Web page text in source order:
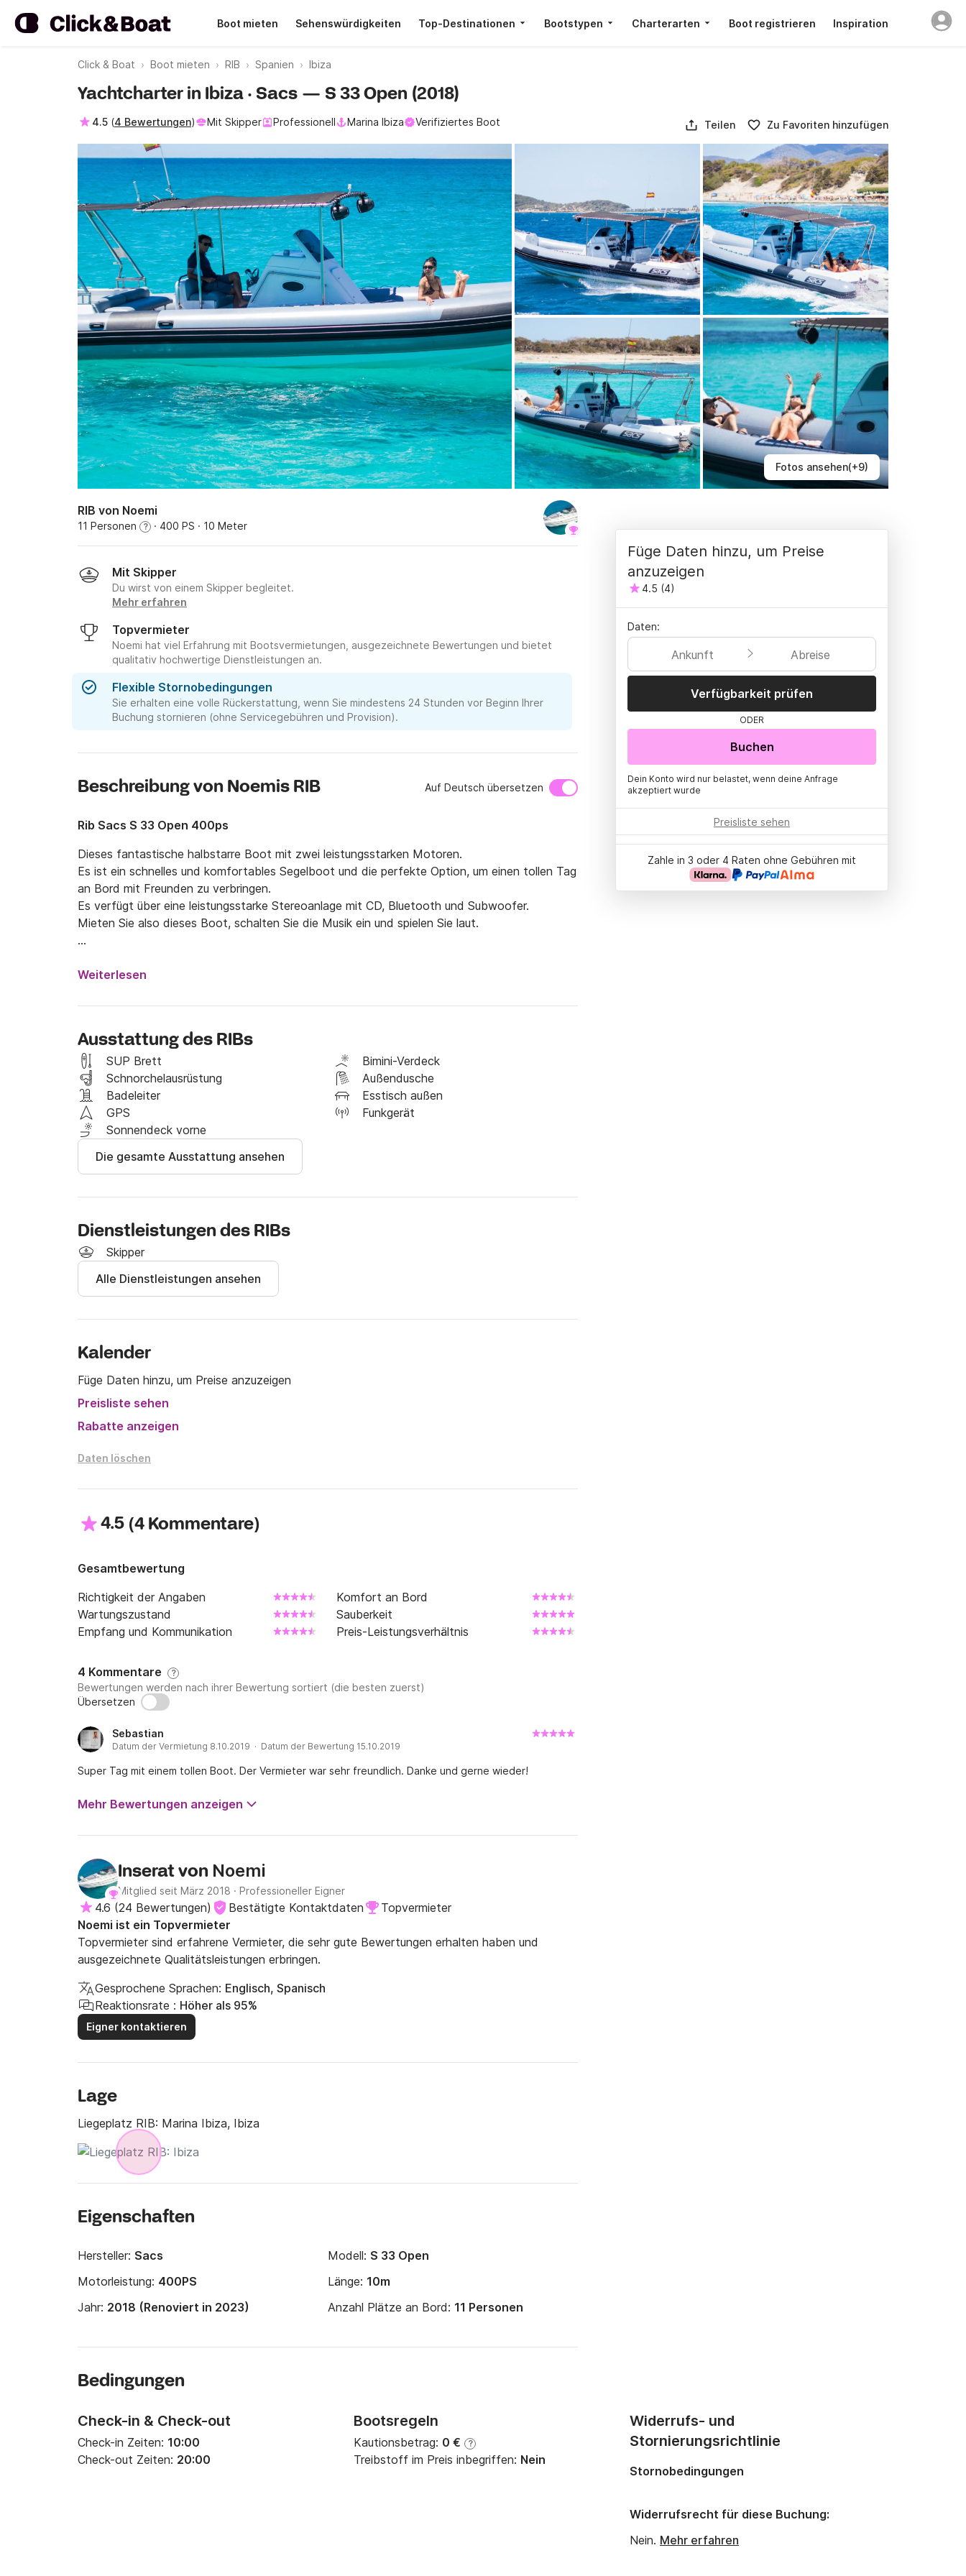
Boot mieten Sehenswürdigkeiten Top-Destinationen Bootstypen Charterarten Boot registrieren Inspiration
Click & Boat Boot mieten RIB Spanien Ibiza
Fotos ansehen(+9)
Yachtcharter in Ibiza · Sacs — S 33 Open (2018)
4.5 (4 Bewertungen) Mit Skipper Professionell Marina Ibiza Verifiziertes Boot Teilen Zu Favoriten hinzufügen
RIB von Noemi
11 Personen ? · 400 PS · 10 Meter
Mit Skipper
Du wirst von einem Skipper begleitet.
Mehr erfahren
Topvermieter
Noemi hat viel Erfahrung mit Bootsvermietungen, ausgezeichnete Bewertungen und bietet
qualitativ hochwertige Dienstleistungen an.
Flexible Stornobedingungen
Sie erhalten eine volle Rückerstattung, wenn Sie mindestens 24 Stunden vor Beginn Ihrer
Buchung stornieren (ohne Servicegebühren und Provision).
Beschreibung von Noemis RIB Auf Deutsch übersetzen
Rib Sacs S 33 Open 400ps
Dieses fantastische halbstarre Boot mit zwei leistungsstarken Motoren.
Es ist ein schnelles und komfortables Segelboot und die perfekte Option, um einen tollen Tag
an Bord mit Freunden zu verbringen.
Es verfügt über eine leistungsstarke Stereoanlage mit CD, Bluetooth und Subwoofer.
Mieten Sie also dieses Boot, schalten Sie die Musik ein und spielen Sie laut.
- MwSt
- Kühlschrank mit kostenlosen Getränken
Alle Preise verstehen sich exklusive:
- Kraftstoff
- Skipper (215 €)
Das Boot liegt im Hafen Marina Ibiza.
Weiterlesen
Ausstattung des RIBs
SUP Brett
Bimini-Verdeck
Schnorchelausrüstung
Außendusche
Badeleiter
Esstisch außen
GPS
Funkgerät
Sonnendeck vorne
Die gesamte Ausstattung ansehen
Dienstleistungen des RIBs
Skipper
Alle Dienstleistungen ansehen
Kalender
Füge Daten hinzu, um Preise anzuzeigen
Preisliste sehen
Rabatte anzeigen
Daten löschen
4.5 (4 Kommentare)
Gesamtbewertung
Richtigkeit der Angaben
Komfort an Bord
Wartungszustand
Sauberkeit
Empfang und Kommunikation
Preis-Leistungsverhältnis
4 Kommentare ?
Bewertungen werden nach ihrer Bewertung sortiert (die besten zuerst)
Übersetzen
Sebastian
Datum der Vermietung 8.10.2019 · Datum der Bewertung 15.10.2019
Super Tag mit einem tollen Boot. Der Vermieter war sehr freundlich. Danke und gerne wieder!
Mehr Bewertungen anzeigen
Inserat von Noemi
Mitglied seit März 2018 · Professioneller Eigner
4.6 (24 Bewertungen) Bestätigte Kontaktdaten
Topvermieter
Noemi ist ein Topvermieter
Topvermieter sind erfahrene Vermieter, die sehr gute Bewertungen erhalten haben und
ausgezeichnete Qualitätsleistungen erbringen.
Gesprochene Sprachen: Englisch, Spanisch
Reaktionsrate : Höher als 95%
Eigner kontaktieren
Lage
Liegeplatz RIB: Marina Ibiza, Ibiza
Eigenschaften
Hersteller: Sacs Modell: S 33 Open
Motorleistung: 400PS Länge: 10m
Jahr: 2018 (Renoviert in 2023) Anzahl Plätze an Bord: 11 Personen
Füge Daten hinzu, um Preise
anzuzeigen
4.5 (4)
Daten:
Ankunft Abreise
Verfügbarkeit prüfen
ODER
Buchen
Dein Konto wird nur belastet, wenn deine Anfrage
akzeptiert wurde
Preisliste sehen
Zahle in 3 oder 4 Raten ohne Gebühren mit
Bedingungen
Check-in & Check-out
Check-in Zeiten: 10:00
Check-out Zeiten: 20:00
Bootsregeln
Kautionsbetrag: 0 € ?
Treibstoff im Preis inbegriffen: Nein
Widerrufs- und
Stornierungsrichtlinie
Stornobedingungen
Widerrufsrecht für diese Buchung:
Nein. Mehr erfahren